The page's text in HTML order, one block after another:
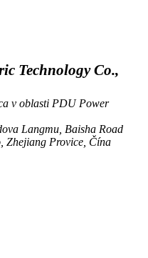
Technology Co.,
v oblasti PDU Power
Langmu, Baisha Road
Zhejiang Provice, Čína